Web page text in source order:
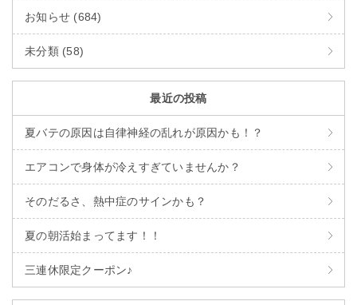
お知らせ (684)
未分類 (58)
最近の投稿
夏バテの原因は自律神経の乱れが原因かも！？
エアコンで身体が冷えすぎていませんか？
そのだるさ、熱中症のサインかも？
夏の朝活始まってます！！
三連休限定クーポン♪